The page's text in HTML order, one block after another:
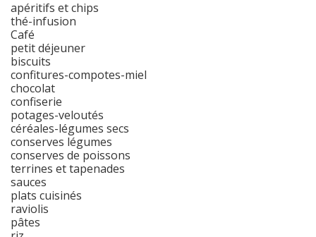
apéritifs et chips
thé-infusion
Café
petit déjeuner
biscuits
confitures-compotes-miel
chocolat
confiserie
potages-veloutés
céréales-légumes secs
conserves légumes
conserves de poissons
terrines et tapenades
sauces
plats cuisinés
raviolis
pâtes